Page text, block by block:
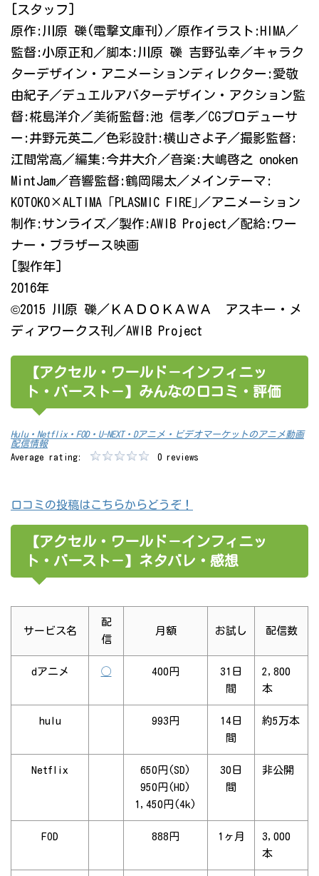
[スタッフ]
原作:川原 礫(電撃文庫刊)／原作イラスト:HIMA／
監督:小原正和／脚本:川原 礫 吉野弘幸／キャラク
ターデザイン・アニメーションディレクター:愛敬
由紀子／デュエルアバターデザイン・アクション監
督:椛島洋介／美術監督:池 信孝／CGプロデューサ
ー:井野元英二／色彩設計:横山さよ子／撮影監督:
江間常高／編集:今井大介／音楽:大嶋啓之 onoken
MintJam／音響監督:鶴岡陽太／メインテーマ:
KOTOKO×ALTIMA ｢PLASMIC FIRE｣／アニメーション
制作:サンライズ／製作:AWIB Project／配給:ワー
ナー・ブラザース映画
[製作年]
2016年
©2015 川原 礫／ＫＡＤＯＫＡＷＡ アスキー・メ
ディアワークス刊／AWIB Project
【アクセル・ワールド－インフィニッ
ト・バースト－】みんなの口コミ・評価
Hulu・Netflix・FOD・U-NEXT・Dアニメ・ビデオマーケットのアニメ動画
配信情報
Average rating:
0 reviews
口コミの投稿はこちらからどうぞ！
【アクセル・ワールド－インフィニッ
ト・バースト－】ネタバレ・感想
サービス名
配
信
月額 お試し 配信数
dアニメ ◯ 400円
31日
間
2,800
本
hulu 993円
14日
間
約5万本
Netflix
650円(SD)
950円(HD)
1,450円(4k)
30日
間
非公開
FOD 888円 1ヶ月
3,000
本